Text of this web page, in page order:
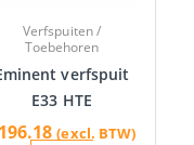
Verfspuiten /
Toebehoren
verfspuit
E33 HTE
196.18 (excl. BTW)
gekozen
op